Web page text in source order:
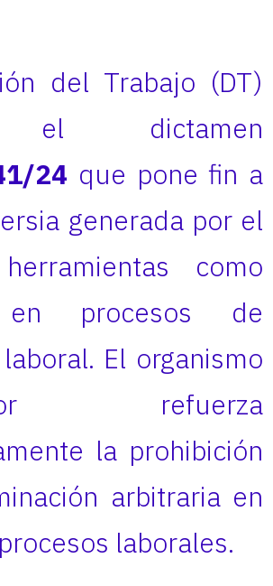
del Trabajo (DT)
el dictamen
24 que pone fin a
generada por el
como
en procesos de
El organismo
refuerza
la prohibición
arbitraria en
laborales.